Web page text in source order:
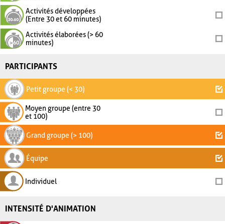
Activités développées
(Entre 30 et 60 minutes)
Activités élaborées (> 60
minutes)
PARTICIPANTS
Petit groupe (< 30)
Moyen groupe (entre 30
et 100)
Grand groupe (> 100)
Équipe
Individuel
INTENSITÉ D'ANIMATION